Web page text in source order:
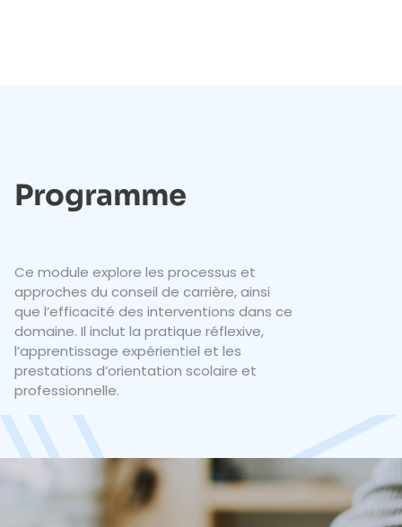
Programme
Ce module explore les processus et
approches du conseil de carrière, ainsi
que l’efficacité des interventions dans ce
domaine. Il inclut la pratique réflexive,
l’apprentissage expérientiel et les
prestations d’orientation scolaire et
professionnelle.